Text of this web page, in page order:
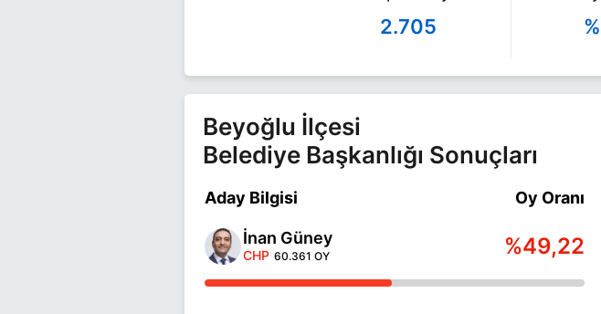
2.705
Beyoğlu İlçesi
Belediye Başkanlığı Sonuçları
Aday Bilgisi Oy Oranı
İnan Güney
CHP 60.361 OY %49,22